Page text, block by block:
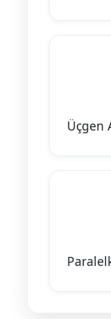
Üçgen